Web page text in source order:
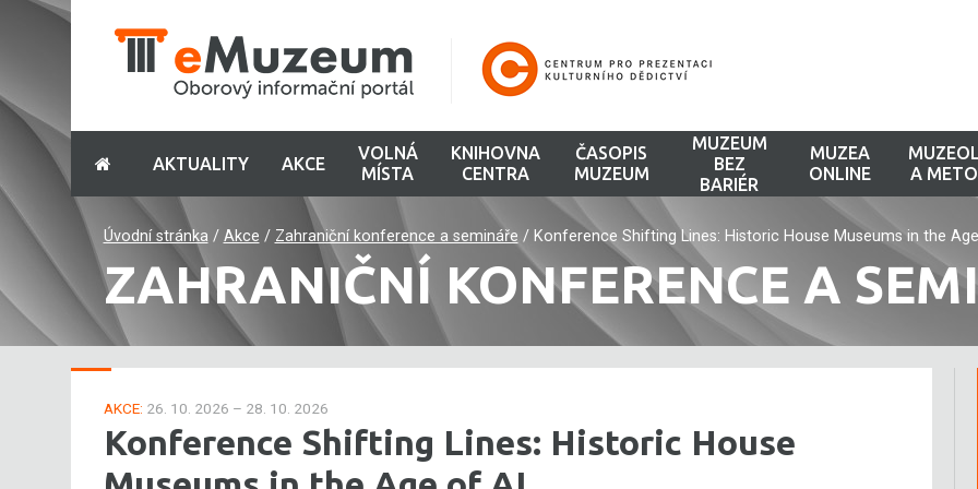
AKTUALITY AKCE
VOLNÁ
MÍSTA
KNIHOVNA
CENTRA
ČASOPIS
MUZEUM
MUZEUM
BEZ
BARIÉR
MUZEA
ONLINE
A
Úvodní stránka/ Akce / Zahraniční konference a semináře / Konference Shifting Lines: Historic House Museums in the
ZAHRANIČNÍ KONFERENCE A
AKCE: 26. 10. 2026 – 28. 10. 2026
Konference Shifting Lines: Historic House